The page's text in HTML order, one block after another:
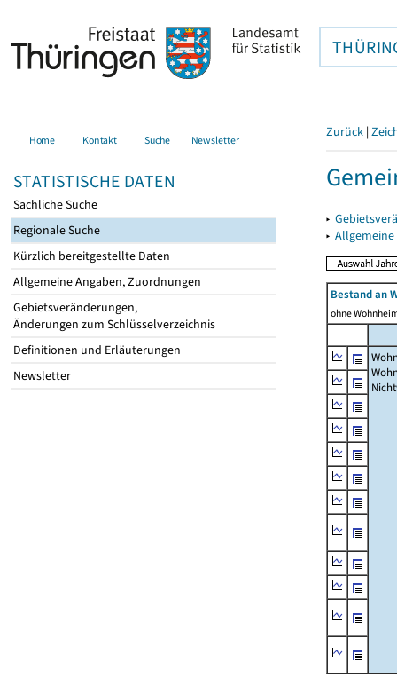
Home Kontakt Suche Newsletter
STATISTISCHE DATEN
Sachliche Suche
Regionale Suche
Kürzlich bereitgestellte Daten
Allgemeine Angaben, Zuordnungen
Gebietsveränderungen,
Änderungen zum Schlüsselverzeichnis
Definitionen und Erläuterungen
Newsletter
Zurück |
▸
▸
Bestand an
ohne